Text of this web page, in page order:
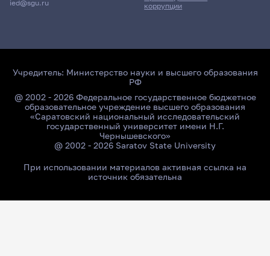
ied@sgu.ru
коррупции
Учредитель: Министерство науки и высшего образования
РФ
@ 2002 - 2026 Федеральное государственное бюджетное
образовательное учреждение высшего образования
«Саратовский национальный исследовательский
государственный университет имени Н.Г.
Чернышевского»
@ 2002 - 2026 Saratov State University
При использовании материалов активная ссылка на
источник обязательна